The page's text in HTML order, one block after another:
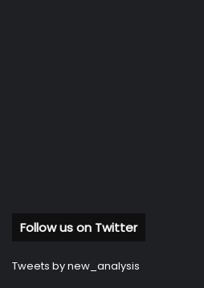
Follow us on Twitter
Tweets by new_analysis